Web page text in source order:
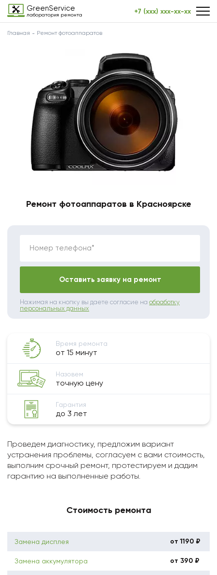
GreenService
лаборатория ремонта +7 (xxx) xxx-xx-xx
Главная Ремонт фотоаппаратов
Ремонт фотоаппаратов в Красноярске
Номер телефона*
Оставить заявку на ремонт
Нажимая на кнопку вы даете согласие на обработку
персональных данных
Время ремонта
от 15 минут
Назовем
точную цену
Гарантия
до 3 лет
Проведем диагностику, предложим вариант
устранения проблемы, согласуем с вами стоимость,
выполним срочный ремонт, протестируем и дадим
гарантию на выполненные работы.
Стоимость ремонта
Замена дисплея от 1190 ₽
Замена аккумулятора от 390 ₽